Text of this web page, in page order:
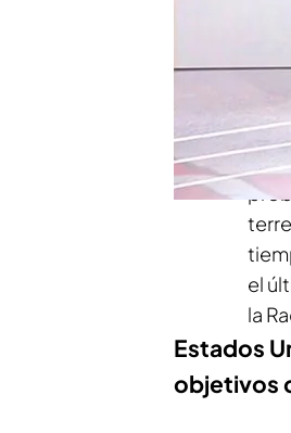
han
"La
el
la
Estados
objetivos